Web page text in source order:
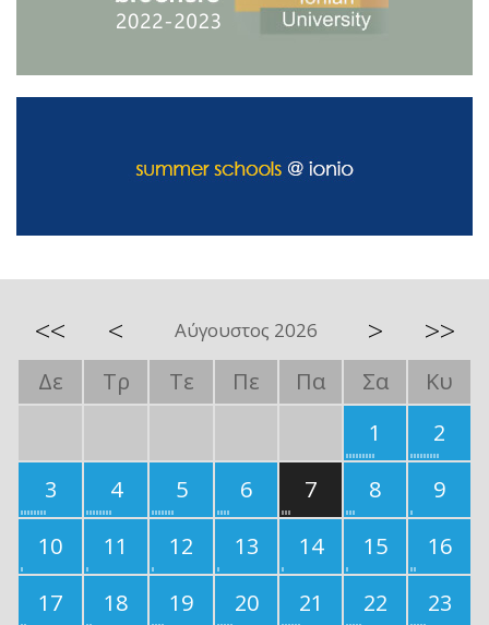
<< < Αύγουστος 2026 > >>
Δε Τρ Τε Πε Πα Σα
Κυ
1
2
3
4 5 6 7 8
9
10
11 12 13 14 15
16
17
18 19 20 21 22
23